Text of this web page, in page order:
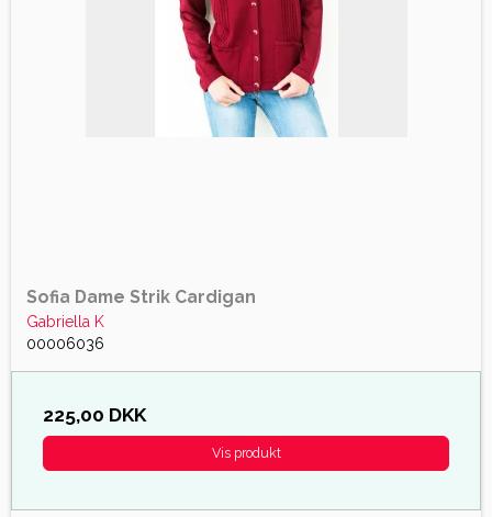
Sofia Dame Strik Cardigan
Gabriella K
00006036
225,00 DKK
Vis produkt